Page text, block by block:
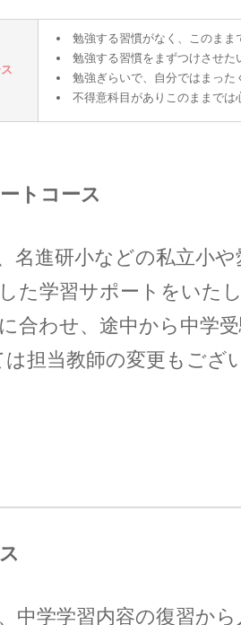
勉強する習慣がなく、このまま
勉強する習慣をまずつけさせた
勉強ぎらいで、自分ではまった
不得意科目がありこのままでは
トコース
名進研小などの私立小
た学習サポートをいた
合わせ、途中から中学
担当教師の変更もござ
中学学習内容の復習か